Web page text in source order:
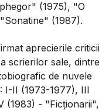
(1975), "O
(1987).
aprecierile criticii
scrierilor sale, dintre
de nuvele
I-II (1973-1977), III
(1983) - "Ficţionarii",